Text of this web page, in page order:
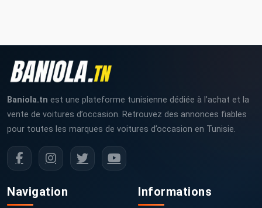
Baniola.tn est une plateforme tunisienne dédiée à l’achat et la
vente de voitures d’occasion. Retrouvez des annonces fiables
pour toutes les marques de voitures d’occasion en Tunisie.
Navigation Informations